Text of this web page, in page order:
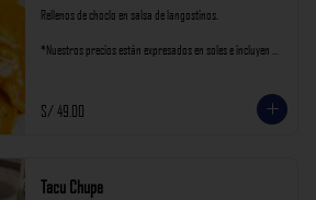
Rellenos de choclo en salsa de langostinos.
*Nuestros precios están expresados en soles e incluyen
S/ 49.00
Tacu Chupe